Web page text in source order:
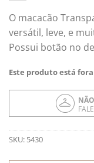
O macacão
versátil, leve, e
Possui botão no
Este produto está
SKU: 5430